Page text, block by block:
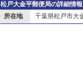
松戸大金平郵便局の詳細情報
所在地
千葉県松戸市大